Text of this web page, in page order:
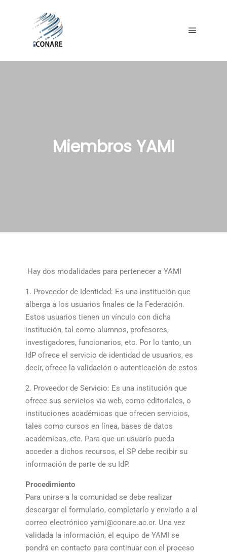
Miembros YAMI
Hay dos modalidades para pertenecer a YAMI
1. Proveedor de Identidad: Es una institución que
alberga a los usuarios finales de la Federación.
Estos usuarios tienen un vínculo con dicha
institución, tal como alumnos, profesores,
investigadores, funcionarios, etc. Por lo tanto, un
IdP ofrece el servicio de identidad de usuarios, es
decir, ofrece la validación o autenticación de estos
2. Proveedor de Servicio: Es una institución que
ofrece sus servicios vía web, como editoriales, o
instituciones académicas que ofrecen servicios,
tales como cursos en línea, bases de datos
académicas, etc. Para que un usuario pueda
acceder a dichos recursos, el SP debe recibir su
información de parte de su IdP.
Procedimiento
Para unirse a la comunidad se debe realizar
descargar el formulario, completarlo y enviarlo a al
correo electrónico yami@conare.ac.cr. Una vez
validada la información, el equipo de YAMI se
pondrá en contacto para continuar con el proceso